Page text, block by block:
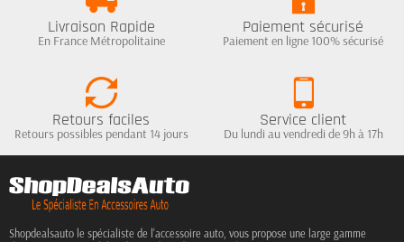
Livraison Rapide
En France Métropolitaine
Paiement sécurisé
Paiement en ligne 100% sécurisé
Retours faciles
Retours possibles pendant 14 jours
Service client
Du lundi au vendredi de 9h à 17h
Shopdealsauto le spécialiste de l'accessoire auto, vous propose une large gamme